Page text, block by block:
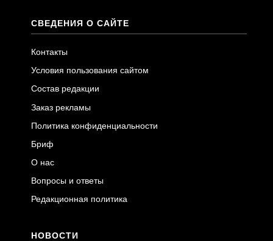
СВЕДЕНИЯ О САЙТЕ
Контакты
Условия пользования сайтом
Состав редакции
Заказ рекламы
Политика конфиденциальности
Бриф
О нас
Вопросы и ответы
Редакционная политика
НОВОСТИ